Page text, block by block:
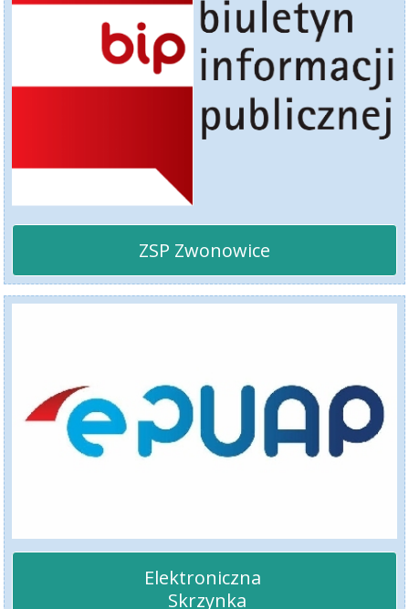
ZSP Zwonowice
Elektroniczna